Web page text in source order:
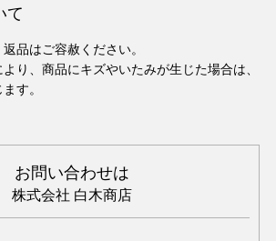
て
品はご容赦ください。
り、商品にキズやいたみが生じた場合は、
す。
お問い合わせは
株式会社 白木商店